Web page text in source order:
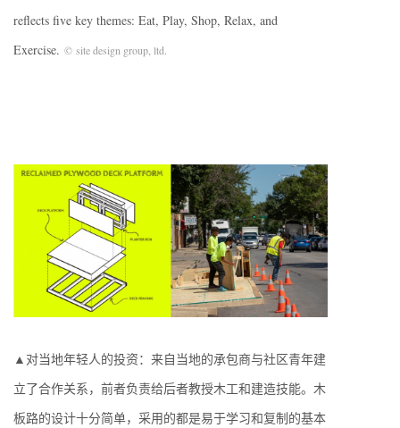
reflects five key themes: Eat, Play, Shop, Relax, and
Exercise. © site design group, ltd.
▲对当地年轻人的投资：来自当地的承包商与社区青年建
立了合作关系，前者负责给后者教授木工和建造技能。木
板路的设计十分简单，采用的都是易于学习和复制的基本